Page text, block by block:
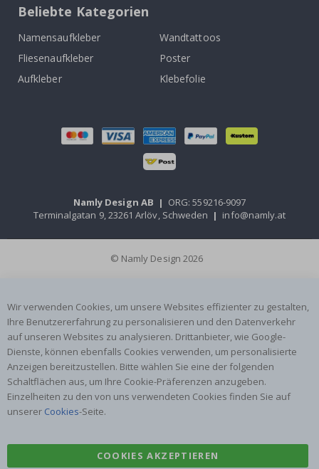
Beliebte Kategorien
Namensaufkleber
Wandtattoos
Fliesenaufkleber
Poster
Aufkleber
Klebefolie
Namly Design AB | ORG: 559216-9097
Terminalgatan 9, 23261 Arlöv, Schweden | info@namly.at
© Namly Design 2026
Wir verwenden Cookies, um unsere Websites effizienter zu gestalten,
Ihre Benutzererfahrung zu personalisieren und den Datenverkehr
auf unseren Websites zu analysieren. Drittanbieter, wie Google-
Dienste, können ebenfalls Cookies verwenden, um personalisierte
Anzeigen bereitzustellen. Bitte wählen Sie eine der folgenden
Schaltflächen aus, um Ihre Cookie-Präferenzen anzugeben.
Einzelheiten zu den von uns verwendeten Cookies finden Sie auf
unserer Cookies-Seite.
COOKIES AKZEPTIEREN